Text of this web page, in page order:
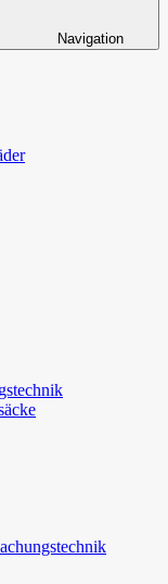
Navigation